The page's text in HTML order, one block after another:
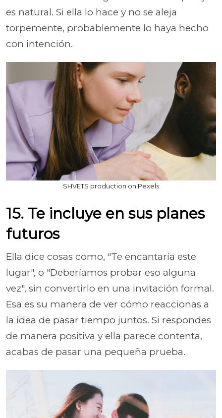
es natural. Si ella lo hace y no se aleja
torpemente, probablemente lo haya hecho
con intención.
SHVETS production on Pexels
15. Te incluye en sus planes
futuros
Ella dice cosas como, "Te encantaría este
lugar", o "Deberíamos probar eso alguna
vez", sin convertirlo en una invitación formal.
Esa es su manera de ver cómo reaccionas a
la idea de pasar tiempo juntos. Si respondes
de manera positiva y ella parece contenta,
acabas de pasar una pequeña prueba.